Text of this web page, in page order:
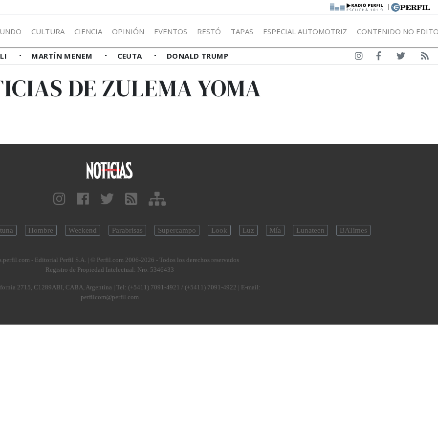
|
CULTURA CIENCIA OPINIÓN EVENTOS RESTÓ TAPAS ESPECIAL AUTOMOTRIZ CONTENIDO NO
MARTÍN MENEM CEUTA DONALD TRUMP
DE ZULEMA YOMA
Hombre Weekend Parabrisas Supercampo Look Luz Mía Lunateen BATimes
- Editorial Perfil S.A. | © Perfil.com 2006-2026 - Todos los derechos reservados
Registro de Propiedad Intelectual: Nro. 5346433
2715, C1289ABI, CABA, Argentina | Tel: (+5411) 7091-4921 / (+5411) 7091-4922 | E-mail:
perfilcom@perfil.com